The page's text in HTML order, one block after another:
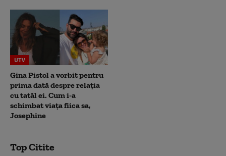
UTV
Gina Pistol a vorbit pentru
prima dată despre relația
cu tatăl ei. Cum i-a
schimbat viața fiica sa,
Josephine
Top Citite